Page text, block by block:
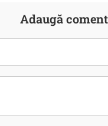
Adaugă